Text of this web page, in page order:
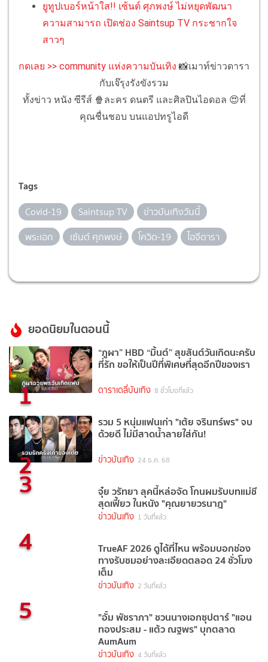
ยูทูปเบอร์หน้าใส!! เซ้นต์ ศุภพงษ์ ไม่หยุดพัฒนา
ความสามารถ เปิดช่อง Saintsup TV กระชากใจ
สาวๆ
กดเลย >> community แห่งความบันเทิง 📸เมาท์ข่าวดารา
กับเจ๊รุงรังขังรวม
ทั้งข่าว หนัง ซีรีส์ 🍿ละคร ดนตรี และศิลปินไอดอล 😍ที่
คุณชื่นชอบ บนแอปทรูไอดี
Tags
Covid-19 Saintsup TV
ข่าวบันเทิงวันนี้
พระเอก
เซ้นต์ ศุภพงษ์ โควิด-19 ไอจีดารา
ยอดนิยมในตอนนี้
1
“ภูผา” HBD “มิ้นต์” สุขสันต์วันเกิดนะครับ
ที่รัก ขอให้เป็นปีที่พิเศษที่สุดอีกปีของเรา
ดาราเดลี่บันเทิง 8 ชั่วโมงที่แล้ว
2
รวม 5 หนุ่มแฟนเก่า "เต้ย จรินทร์พร" จบ
ด้วยดี ไม่มีสาดน้ำลายใส่กัน!
ข่าวบันเทิง 24 ธ.ค. 68
3 จุ๋ย วรัทยา ลุคนี้หล่อจัด โกนผมรับบทแม่ชี
สุดเฟี้ยว ในหนัง "คุณยายวรนาฎ"
ข่าวบันเทิง 1 วันที่แล้ว
4 TrueAF 2026 ดูได้ที่ไหน พร้อมบอกช่อง
ทางรับชมอย่างละเอียดตลอด 24 ชั่วโมง
เต็ม
ข่าวบันเทิง 2 วันที่แล้ว
5 "อั้ม พัชราภา" ชวนนางเอกซุปตาร์ "แอน
ทองประสม - แต้ว ณฐพร" บุกตลาด
AumAum
ข่าวบันเทิง 4 วันที่แล้ว